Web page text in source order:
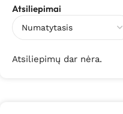
Atsiliepimai
Atsiliepimų dar nėra.